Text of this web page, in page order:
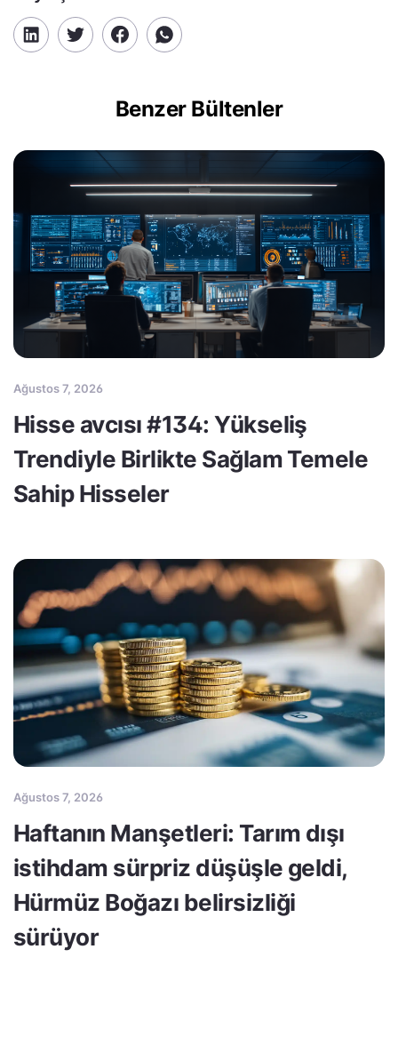
Benzer Bültenler
Ağustos 7, 2026
Hisse avcısı #134: Yükseliş
Trendiyle Birlikte Sağlam Temele
Sahip Hisseler
Ağustos 7, 2026
Haftanın Manşetleri: Tarım dışı
istihdam sürpriz düşüşle geldi,
Hürmüz Boğazı belirsizliği
sürüyor